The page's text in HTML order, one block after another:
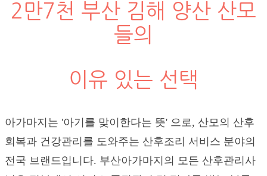
2만7천 부산 김해 양산 산모
들의
이유 있는 선택
아가마지는 '아기를 맞이한다는 뜻' 으로, 산모의 산후
회복과 건강관리를 도와주는 산후조리 서비스 분야의
전국 브랜드입니다. 부산아가마지의 모든 산후관리사